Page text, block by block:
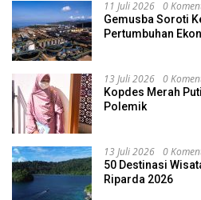
11 Juli 2026 0
Gemusba Soroti
Pertumbuhan
13 Juli 2026 0
Kopdes Merah
Polemik
13 Juli 2026 0
50 Destinasi
Riparda 2026